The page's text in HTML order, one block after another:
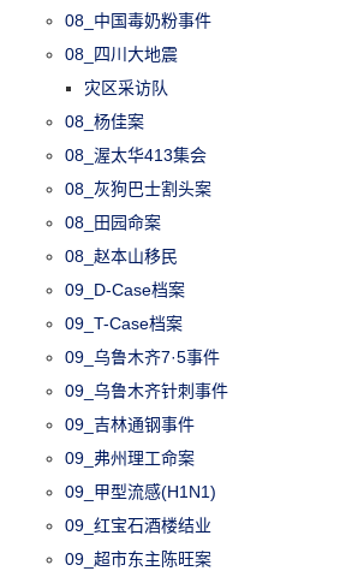
08_中国毒奶粉事件
08_四川大地震
灾区采访队
08_杨佳案
08_渥太华413集会
08_灰狗巴士割头案
08_田园命案
08_赵本山移民
09_D-Case档案
09_T-Case档案
09_乌鲁木齐7·5事件
09_乌鲁木齐针刺事件
09_吉林通钢事件
09_弗州理工命案
09_甲型流感(H1N1)
09_红宝石酒楼结业
09_超市东主陈旺案